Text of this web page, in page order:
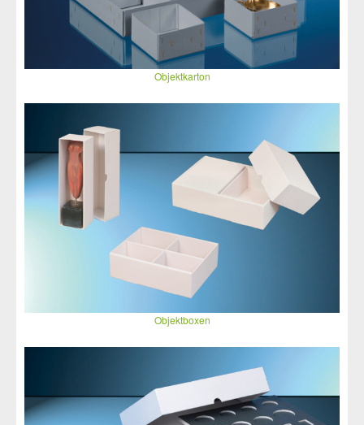
Objektkarton
Objektboxen